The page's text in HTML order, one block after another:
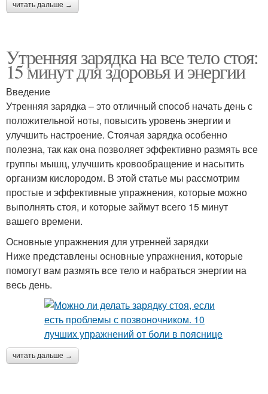
читать дальше →
Утренняя зарядка на все тело стоя:
15 минут для здоровья и энергии
Введение
Утренняя зарядка – это отличный способ начать день с
положительной ноты, повысить уровень энергии и
улучшить настроение. Стоячая зарядка особенно
полезна, так как она позволяет эффективно размять все
группы мышц, улучшить кровообращение и насытить
организм кислородом. В этой статье мы рассмотрим
простые и эффективные упражнения, которые можно
выполнять стоя, и которые займут всего 15 минут
вашего времени.
Основные упражнения для утренней зарядки
Ниже представлены основные упражнения, которые
помогут вам размять все тело и набраться энергии на
весь день.
читать дальше →